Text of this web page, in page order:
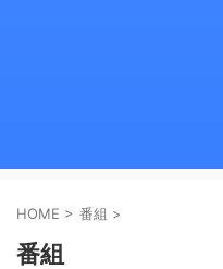
HOME > 番組 >
番組